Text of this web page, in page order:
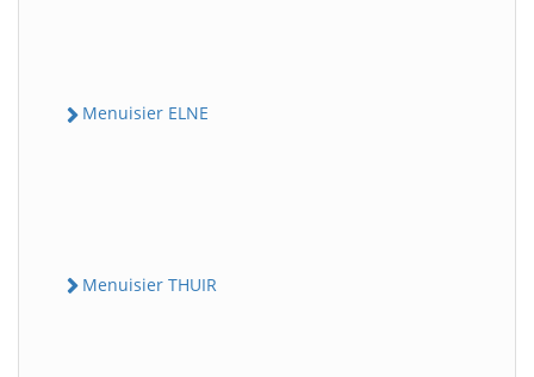
Menuisier ELNE
Menuisier THUIR